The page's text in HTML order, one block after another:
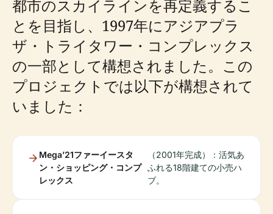
都市のスカイラインを再定義するこ
とを目指し、1997年にアジアプラ
ザ・トライタワー・コンプレックス
の一部として構想されました。この
プロジェクトでは以下が構想されて
いました：
Mega’21ファーイースタ
ン・ショッピング・コンプ
レックス
（2001年完成）：活気あ
ふれる18階建ての小売ハ
ブ。